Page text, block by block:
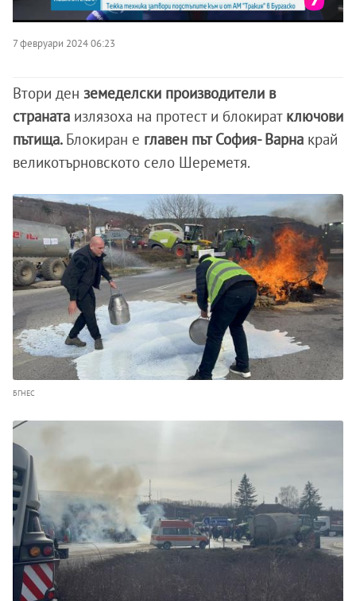
7 февруари 2024 06:23
Втори ден земеделски производители в
страната излязоха на протест и блокират ключови
пътища. Блокиран е главен път София- Варна край
великотърновското село Шереметя.
БГНЕС